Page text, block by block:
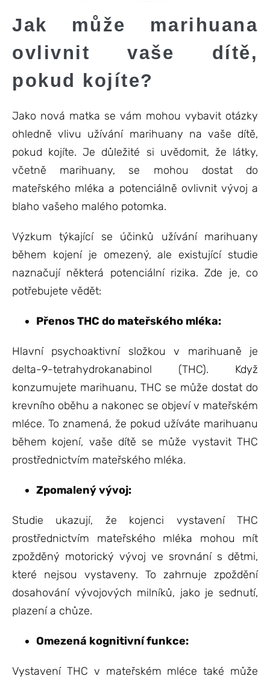
Jak může marihuana
ovlivnit vaše dítě,
pokud kojíte?
Jako nová matka se vám mohou vybavit otázky
ohledně vlivu užívání marihuany na vaše dítě,
pokud kojíte. Je důležité si uvědomit, že látky,
včetně marihuany, se mohou dostat do
mateřského mléka a potenciálně ovlivnit vývoj a
blaho vašeho malého potomka.
Výzkum týkající se účinků užívání marihuany
během kojení je omezený, ale existující studie
naznačují některá potenciální rizika. Zde je, co
potřebujete vědět:
Přenos THC do mateřského mléka:
Hlavní psychoaktivní složkou v marihuaně je
delta-9-tetrahydrokanabinol (THC). Když
konzumujete marihuanu, THC se může dostat do
krevního oběhu a nakonec se objeví v mateřském
mléce. To znamená, že pokud užíváte marihuanu
během kojení, vaše dítě se může vystavit THC
prostřednictvím mateřského mléka.
Zpomalený vývoj:
Studie ukazují, že kojenci vystavení THC
prostřednictvím mateřského mléka mohou mít
zpožděný motorický vývoj ve srovnání s dětmi,
které nejsou vystaveny. To zahrnuje zpoždění
dosahování vývojových milníků, jako je sednutí,
plazení a chůze.
Omezená kognitivní funkce:
Vystavení THC v mateřském mléce také může